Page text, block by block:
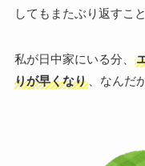
してもまたぶり返すこ
私が日中家にいる分、
りが早くなり、なんだ